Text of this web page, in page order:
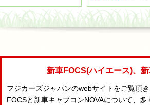
新車FOCS(ハイエース)、
フジカーズジャパンのwebサイトをご覧頂
FOCSと新車キャブコンNOVAについて、